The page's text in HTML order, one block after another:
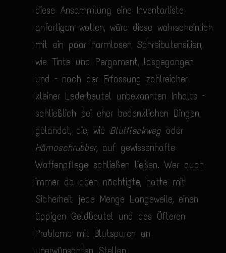
diese Ansammlung eine Inventarliste
anfertigen wollen, wäre diese wahrscheinlich
mit ein paar harmlosen Schreibutensilien,
wie Tinte und Pergament, losgegangen
und – nach der Erfassung zahlreicher
kleiner Lederbeutel unbekannten Inhalts –
schließlich bei eher bedenklichen Dingen
gelandet, die, wie Blutfleckweg oder
Hämoschrubber, auf gewissenhafte
Waffenpflege schließen ließen. Wer auch
immer da oben nächtigte, hatte mit
Sicherheit jede Menge Langeweile, einen
üppigen Geldbeutel und des Öfteren
Probleme mit Blutspuren an